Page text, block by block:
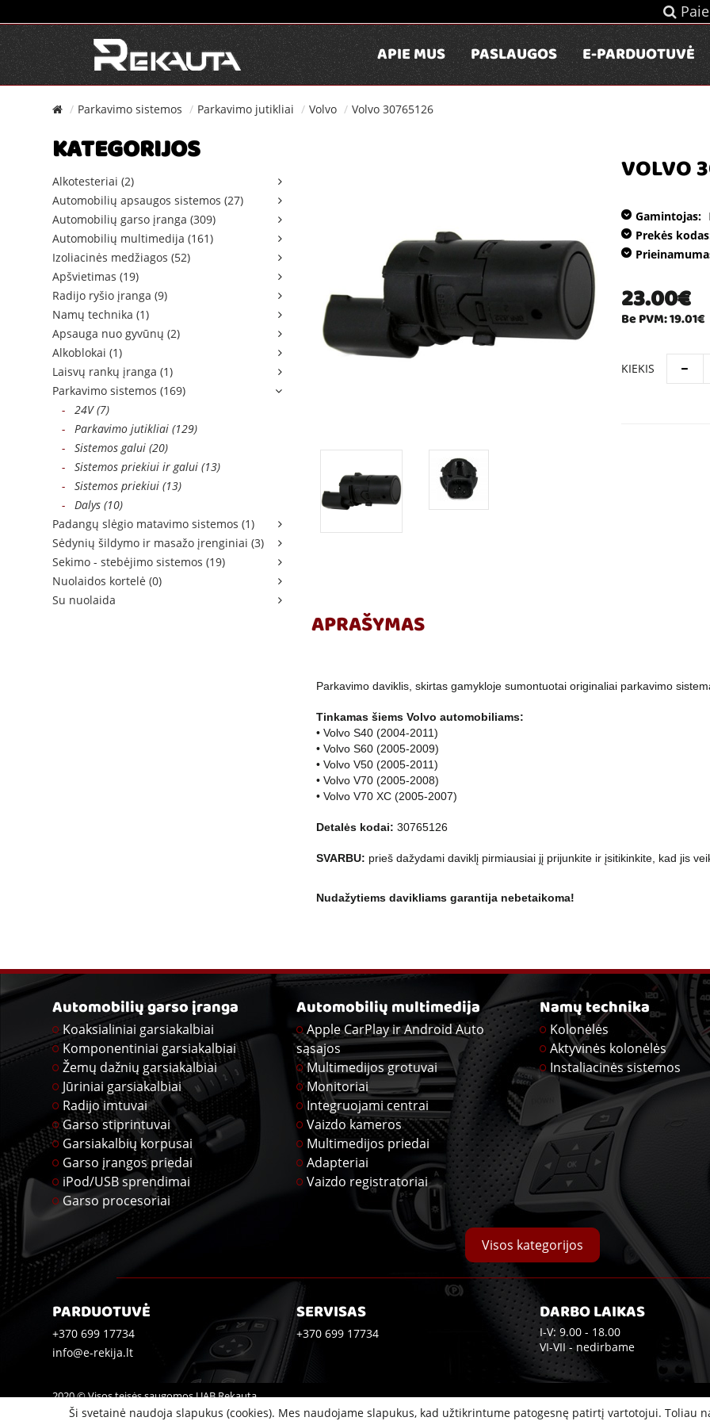
APIE MUS PASLAUGOS E-PARDUOTUVĖ
Parkavimo sistemos Parkavimo jutikliai Volvo Volvo 30765126
KATEGORIJOS
Alkotesteriai (2)
Automobilių apsaugos sistemos (27)
Automobilių garso įranga (309)
Automobilių multimedija (161)
Izoliacinės medžiagos (52)
Apšvietimas (19)
Radijo ryšio įranga (9)
Namų technika (1)
Apsauga nuo gyvūnų (2)
Alkoblokai (1)
Laisvų rankų įranga (1)
Parkavimo sistemos (169)
- 24V (7)
- Parkavimo jutikliai (129)
- Sistemos galui (20)
- Sistemos priekiui ir galui (13)
- Sistemos priekiui (13)
- Dalys (10)
Padangų slėgio matavimo sistemos (1)
Sėdynių šildymo ir masažo įrenginiai (3)
Sekimo - stebėjimo sistemos (19)
Nuolaidos kortelė (0)
Su nuolaida
VOLVO
Gamintojas:
Prekės
23.00€
Be PVM: 19.01€
KIEKIS
APRAŠYMAS
Parkavimo daviklis, skirtas gamykloje sumontuotai originaliai parkavimo
Tinkamas šiems Volvo automobiliams:
• Volvo S40 (2004-2011)
• Volvo S60 (2005-2009)
• Volvo V50 (2005-2011)
• Volvo V70 (2005-2008)
• Volvo V70 XC (2005-2007)
Detalės kodai: 30765126
SVARBU: prieš dažydami daviklį pirmiausiai jį prijunkite ir įsitikinkite, kad jis
Nudažytiems davikliams garantija nebetaikoma!
Automobilių garso įranga
Koaksialiniai garsiakalbiai
Komponentiniai garsiakalbiai
Žemų dažnių garsiakalbiai
Jūriniai garsiakalbiai
Radijo imtuvai
Garso stiprintuvai
Garsiakalbių korpusai
Garso įrangos priedai
iPod/USB sprendimai
Garso procesoriai
Automobilių multimedija
Apple CarPlay ir Android Auto
sąsajos
Multimedijos grotuvai
Monitoriai
Integruojami centrai
Vaizdo kameros
Multimedijos priedai
Adapteriai
Vaizdo registratoriai
Namų technika
Kolonėlės
Aktyvinės kolonėlės
Instaliacinės sistemos
Visos kategorijos
PARDUOTUVĖ
+370 699 17734
info@e-rekija.lt
SERVISAS
+370 699 17734
DARBO LAIKAS
I-V: 9.00 - 18.00
VI-VII - nedirbame
2020 © Visos teisės saugomos UAB Rekauta
Ši svetainė naudoja slapukus (cookies). Mes naudojame slapukus, kad užtikrintume patogesnę patirtį vartotojui. Toliau